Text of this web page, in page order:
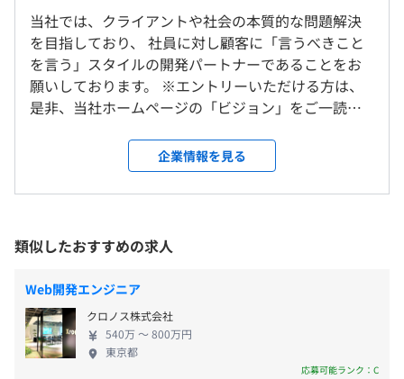
・JenkinsやCircleCI を活用してテストを自動化するとい
ったことはもちろんのこと、ルーチンワークを自動化させ
るための問題分析や行動を推奨
・開発作業に取り入れたいことがあれば、相談しながらな
んでも試すことができます
げ支援
・FlashベースのシステムのHTML＋JavaScriptベースシ
ステムへの移行支援
◆システムエンジニアリング事業の事例
就業場所の変更範囲
＜雇入時＞
東京本社、および自宅
＜変更範囲＞
会社の定める場所（テレワークを行う場所を含む）
受動喫煙防止措置に関する事項
＜本社＞
都営新宿線 岩本町駅まで徒歩2分
JR 秋葉原駅まで徒歩4分
東京メトロ日比谷線 秋葉原駅まで徒歩4分
・完全週休2日制
・年末年始休暇
・有給休暇
年2回
当社では、クライアントや社会の本質的な問題解決
を目指しており、 社員に対し顧客に「言うべきこと
を言う」スタイルの開発パートナーであることをお
願いしております。 ※エントリーいただける方は、
是非、当社ホームページの「ビジョン」をご一読く
急成長企業のランキング（FT High-Growth
Companies Asia-Pacific 2023※全500位中353位）に
ランクイン ・全工程にAI導入 ・全エンジニアがAIの
から参画している案件74％ ・プライム案件88％ ・エ
ンジニア同士で指名し合って評価を行う制度を用い
ています 《働き方》 ・月の平均残業時間が9.7ｈ ・
入社時に有休が10日間付与 ・月あたり1万円までの
スキルアップ費用を事前申請なしで利用可能（返却
不要の書籍、サーバー代） ・マッサージ、グリーン
車、岩盤浴、サウナなど会社が半額負担
企業情報を見る
類似したおすすめの求人
Web開発エンジニア
クロノス株式会社
540万 〜 800万円
東京都
応募可能ランク：C